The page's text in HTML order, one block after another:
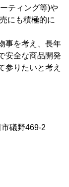
ティング等)や
にも積極的に
事を考え、長年
安全な商品開発
参りたいと考え
礒野469-2